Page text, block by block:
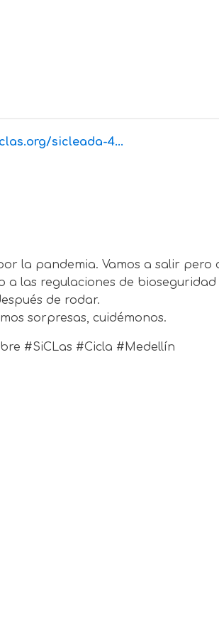
sicleada-4...
la pandemia. Vamos a salir
las regulaciones de
de rodar.
sorpresas, cuidémonos.
#SiCLas #Cicla #Medellín